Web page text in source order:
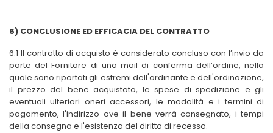
6) CONCLUSIONE ED EFFICACIA DEL CONTRATTO
6.1 Il contratto di acquisto è considerato concluso con l’invio da
parte del Fornitore di una mail di conferma dell’ordine, nella
quale sono riportati gli estremi dell'ordinante e dell'ordinazione,
il prezzo del bene acquistato, le spese di spedizione e gli
eventuali ulteriori oneri accessori, le modalità e i termini di
pagamento, l'indirizzo ove il bene verrà consegnato, i tempi
della consegna e l'esistenza del diritto di recesso.